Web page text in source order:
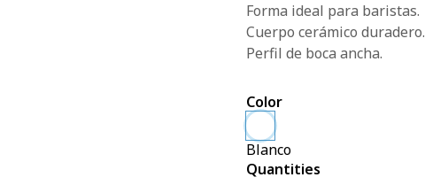
Forma ideal para baristas.
Cuerpo cerámico duradero.
Perfil de boca ancha.
Color
Blanco
Quantities